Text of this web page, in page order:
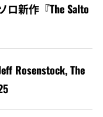
ロ新作『The Salto
Rosenstock, The